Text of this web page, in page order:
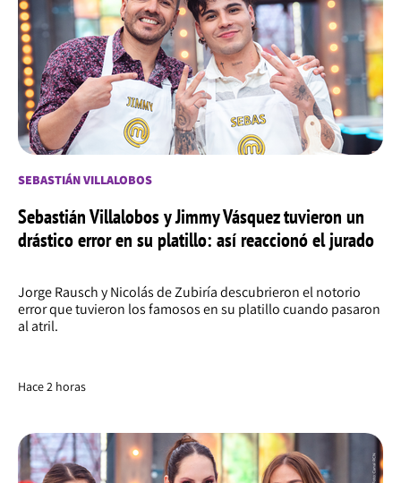
SEBASTIÁN VILLALOBOS
Sebastián Villalobos y Jimmy Vásquez tuvieron un
drástico error en su platillo: así reaccionó el jurado
Jorge Rausch y Nicolás de Zubiría descubrieron el notorio
error que tuvieron los famosos en su platillo cuando pasaron
al atril.
Hace 2 horas